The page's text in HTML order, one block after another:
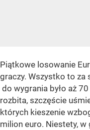
Piątkowe losowanie
graczy. Wszystko to
do wygrania było aż
rozbita, szczęście
których kieszenie
milion euro. Niestety,